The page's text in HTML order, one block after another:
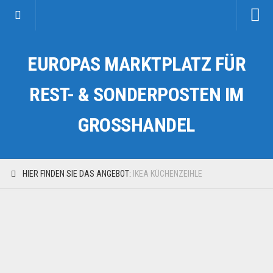
Kategorien
Auto & Motorrad
Fahrzeuge & Transport
EUROPAS MARKTPLATZ FÜR
REST- & SONDERPOSTEN IM
GROSSHANDEL
HIER FINDEN SIE DAS ANGEBOT: IKEA KÜCHENZEIHLE